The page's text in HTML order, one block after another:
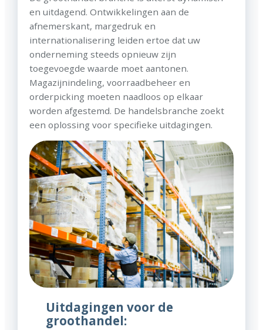
en uitdagend. Ontwikkelingen aan de
afnemerskant, margedruk en
internationalisering leiden ertoe dat uw
onderneming steeds opnieuw zijn
toegevoegde waarde moet aantonen.
Magazijnindeling, voorraadbeheer en
orderpicking moeten naadloos op elkaar
worden afgestemd. De handelsbranche zoekt
een oplossing voor specifieke uitdagingen.
Uitdagingen voor de
groothandel: